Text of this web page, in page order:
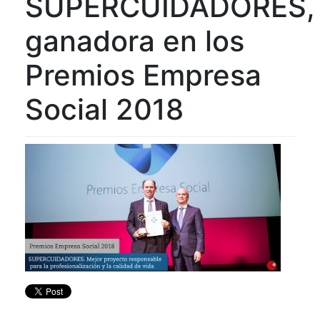
ganadora en los
Premios Empresa
Social 2018